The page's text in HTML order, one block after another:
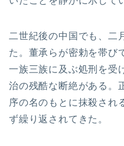
二世紀後の中国でも、二
た。董承らが密勅を帯び
一族三族に及ぶ処刑を受
治の残酷な断絶がある。
序の名のもとに抹殺され
ず繰り返されてきた。